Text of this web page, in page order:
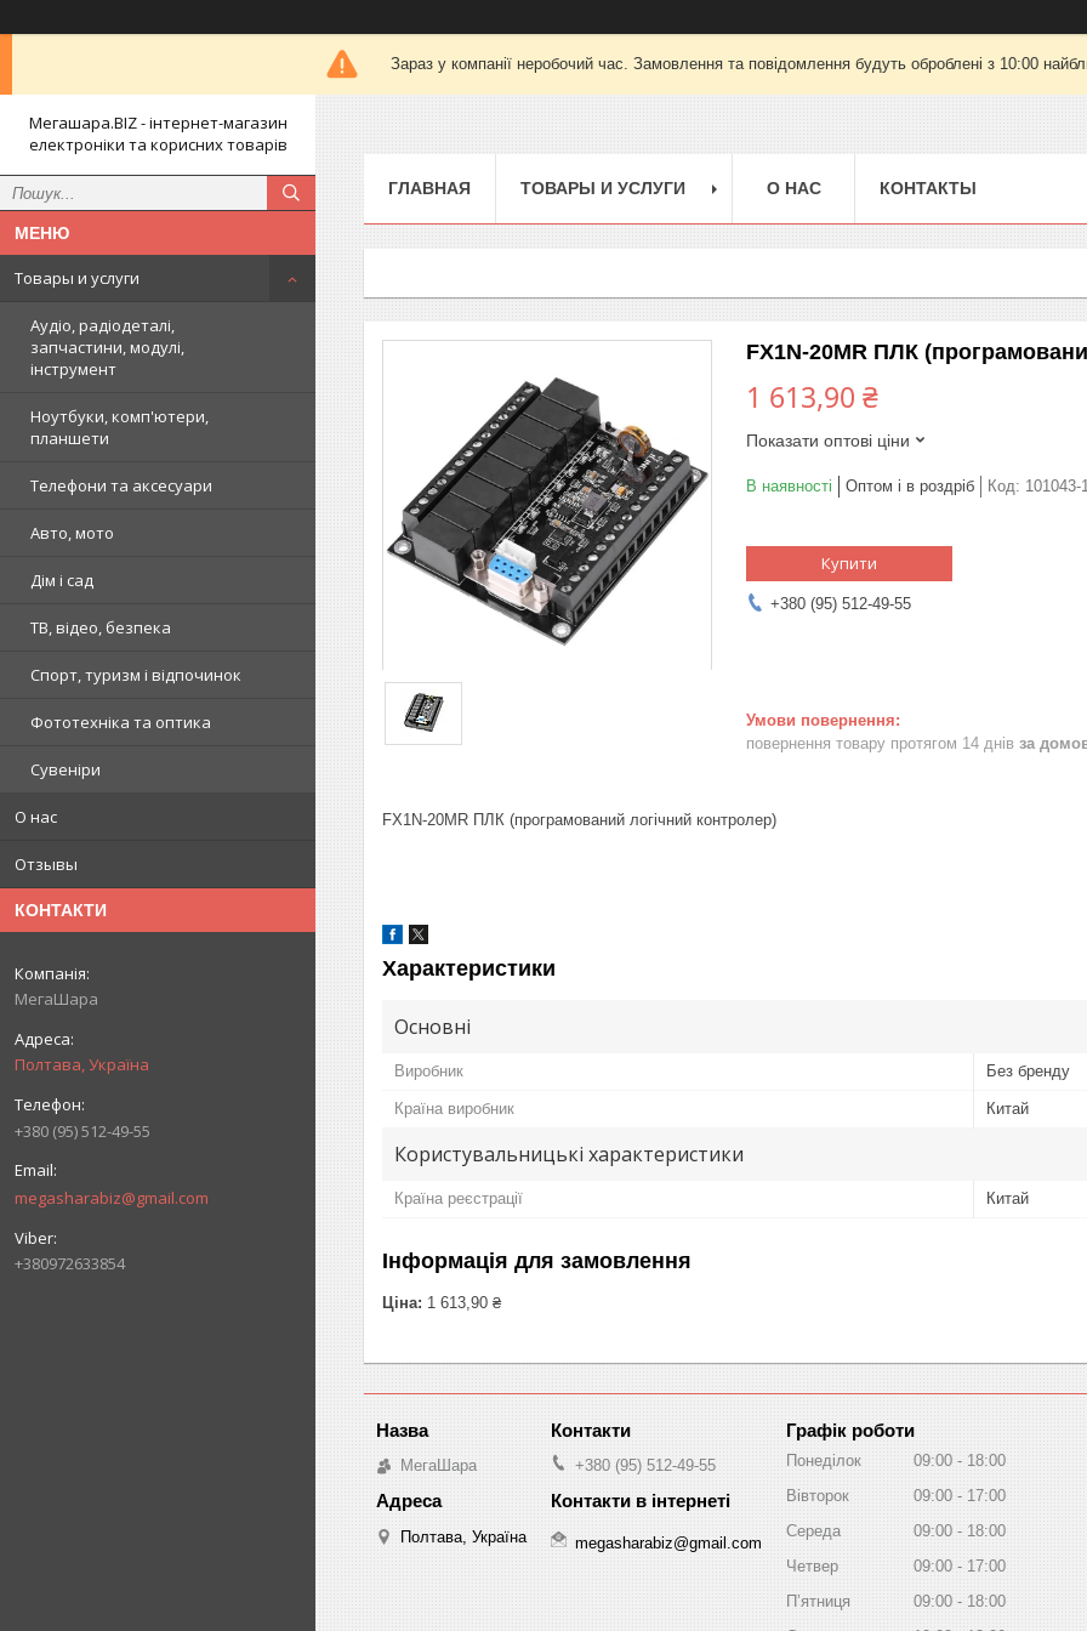
Зараз у компанії неробочий час. Замовлення та повідомлення будуть оброблені з 10:00
Мегашара.BIZ - інтернет-магазин
електроніки та корисних товарів
Товары и услуги
Аудіо, радіодеталі,
запчастини, модулі,
інструмент
Ноутбуки, комп'ютери,
планшети
Телефони та аксесуари
Авто, мото
Дім і сад
ТВ, відео, безпека
Спорт, туризм і відпочинок
Фототехніка та оптика
Сувеніри
О нас
Отзывы
КОНТАКТИ
МегаШара
Полтава, Україна
+380 (95) 512-49-55
megasharabiz@gmail.com
+380972633854
ГЛАВНАЯ ТОВАРЫ И УСЛУГИ О НАС КОНТАКТЫ
FX1N-20MR ПЛК
1 613,90 ₴
Показати оптові ціни
В наявності Оптом і в роздріб Код: 101043-1
Купити
+380 (95) 512-49-55
повернення товару протягом 14 днів за
FX1N-20MR ПЛК (програмований логічний контролер)
Характеристики
Основні
Виробник Без бренду
Країна виробник Китай
Користувальницькі характеристики
Країна реєстрації Китай
Інформація для замовлення
Ціна: 1 613,90 ₴
МегаШара
Полтава, Україна
+380 (95) 512-49-55
megasharabiz@gmail.com
Графік роботи
Понеділок 09:00
18:00
Вівторок
09:00
17:00
Середа
09:00
18:00
Четвер
09:00
17:00
Пʼятниця
09:00
18:00